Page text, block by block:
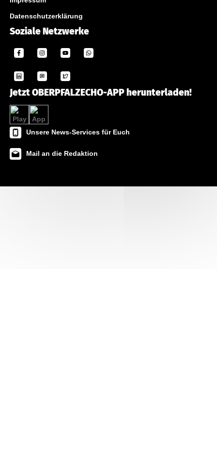
Datenschutzerklärung
Soziale Netzwerke
Jetzt OBERPFALZECHO-APP herunterladen!
Unsere News-Services für Euch
Mail an die Redaktion